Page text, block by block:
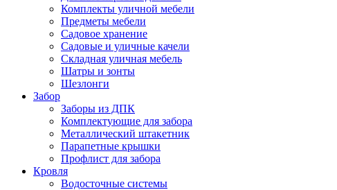
Комплекты уличной мебели
Предметы мебели
Садовое хранение
Садовые и уличные качели
Складная уличная мебель
Шатры и зонты
Шезлонги
Забор
Заборы из ДПК
Комплектующие для забора
Металлический штакетник
Парапетные крышки
Профлист для забора
Кровля
Водосточные системы